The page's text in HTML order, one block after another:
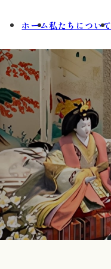
ホーム私たちについて